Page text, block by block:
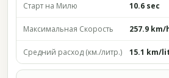
Старт на Милю 10.6 sec
Максимальная Скорость 257.9 km/
Средний расход (км./литр.) 15.1 km/lit